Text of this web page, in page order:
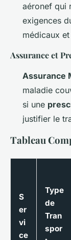
aéronef qui
exigences
médicaux
Assurance et
Assurance
maladie
si une
justifier le
Tableau
S
er
vi
ce
Type
de
Tran
spor